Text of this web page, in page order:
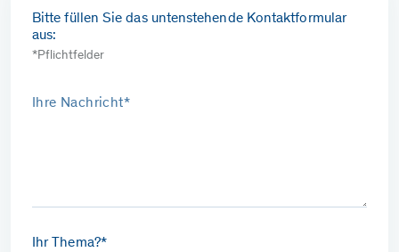
Bitte füllen Sie das untenstehende Kontaktformular
aus:
*Pflichtfelder
Ihre Nachricht*
Ihr Thema?*